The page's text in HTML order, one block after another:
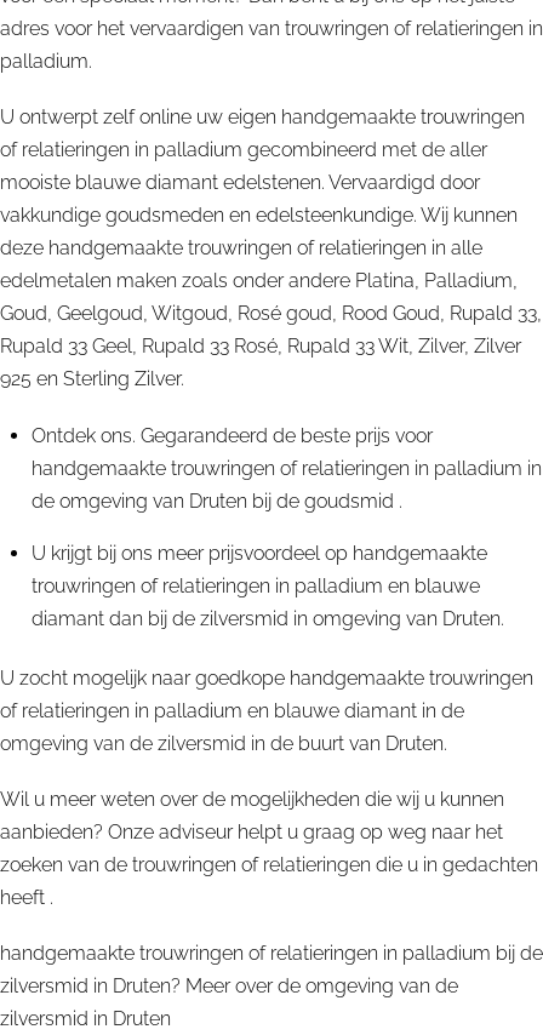
adres voor het vervaardigen van trouwringen of relatieringen in
palladium.
U ontwerpt zelf online uw eigen handgemaakte trouwringen
of relatieringen in palladium gecombineerd met de aller
mooiste blauwe diamant edelstenen. Vervaardigd door
vakkundige goudsmeden en edelsteenkundige. Wij kunnen
deze handgemaakte trouwringen of relatieringen in alle
edelmetalen maken zoals onder andere Platina, Palladium,
Goud, Geelgoud, Witgoud, Rosé goud, Rood Goud, Rupald 33,
Rupald 33 Geel, Rupald 33 Rosé, Rupald 33 Wit, Zilver, Zilver
925 en Sterling Zilver.
Ontdek ons. Gegarandeerd de beste prijs voor
handgemaakte trouwringen of relatieringen in palladium in
de omgeving van Druten bij de goudsmid .
U krijgt bij ons meer prijsvoordeel op handgemaakte
trouwringen of relatieringen in palladium en blauwe
diamant dan bij de zilversmid in omgeving van Druten.
U zocht mogelijk naar goedkope handgemaakte trouwringen
of relatieringen in palladium en blauwe diamant in de
omgeving van de zilversmid in de buurt van Druten.
Wil u meer weten over de mogelijkheden die wij u kunnen
aanbieden? Onze adviseur helpt u graag op weg naar het
zoeken van de trouwringen of relatieringen die u in gedachten
heeft .
handgemaakte trouwringen of relatieringen in palladium bij de
zilversmid in Druten? Meer over de omgeving van de
zilversmid in Druten